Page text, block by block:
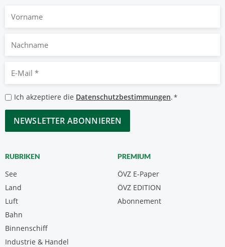
Nachname
Mail
*
Datenschutzbestimmungen
*
Ich akzeptiere die Datenschutzbestimmungen.*
CAPTCHA
RUBRIKEN
See
Land
Luft
Bahn
Binnenschiff
Industrie & Handel
PREMIUM
ÖVZ E-Paper
Abonnement
ÖVZ EDITION